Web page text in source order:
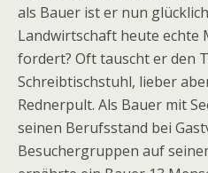
als Bauer ist er nun
Landwirtschaft heute echte
fordert? Oft tauscht er den
Schreibtischstuhl, lieber
Rednerpult. Als Bauer mit
seinen Berufsstand bei
Besuchergruppen auf